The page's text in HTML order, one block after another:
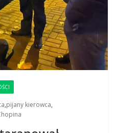
,pijany kierowca,